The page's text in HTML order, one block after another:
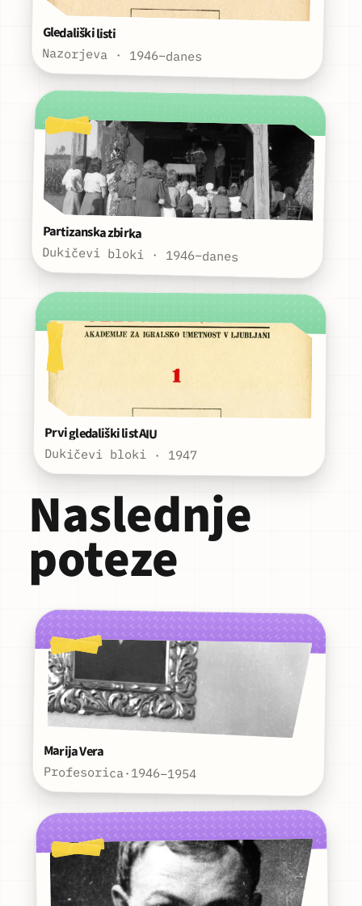
Gledališki listi
Nazorjeva · 1946–danes
Partizanska zbirka
Dukičevi bloki · 1946–danes
Prvi gledališki list AIU
Dukičevi bloki · 1947
Naslednje
poteze
Marija Vera
Profesorica·1946–1954